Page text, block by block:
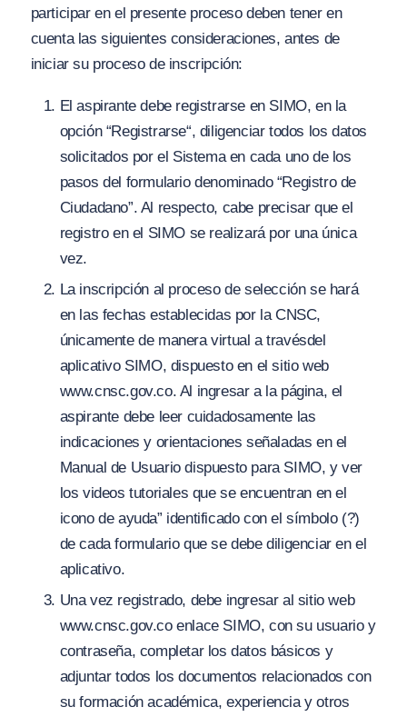
participar en el presente proceso deben tener en
cuenta las siguientes consideraciones, antes de
iniciar su proceso de inscripción:
El aspirante debe registrarse en SIMO, en la
opción “Registrarse“, diligenciar todos los datos
solicitados por el Sistema en cada uno de los
pasos del formulario denominado “Registro de
Ciudadano”. Al respecto, cabe precisar que el
registro en el SIMO se realizará por una única
vez.
La inscripción al proceso de selección se hará
en las fechas establecidas por la CNSC,
únicamente de manera virtual a travésdel
aplicativo SIMO, dispuesto en el sitio web
www.cnsc.gov.co. Al ingresar a la página, el
aspirante debe leer cuidadosamente las
indicaciones y orientaciones señaladas en el
Manual de Usuario dispuesto para SIMO, yver
los videos tutoriales que se encuentran en el
icono de ayuda” identificado con el símbolo (?)
de cada formulario que se debe diligenciar en el
aplicativo.
Una vez registrado, debe ingresar al sitio web
www.cnsc.gov.co enlace SIMO, con su usuario y
contraseña, completar los datos básicos y
adjuntar todos los documentos relacionados con
su formación académica, experiencia y otros